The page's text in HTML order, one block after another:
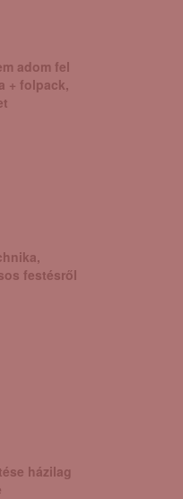
adom fel
+ folpack,
festésről
házilag